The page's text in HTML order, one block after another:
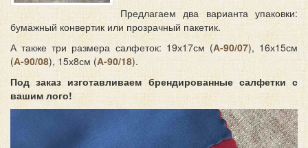
Предлагаем два варианта упаковки:
бумажный конвертик или прозрачный пакетик.
А также три размера салфеток: 19х17см (А-90/07), 16х15см
(А-90/08), 15х8см (А-90/18).
Под заказ изготавливаем брендированные салфетки с
вашим лого!